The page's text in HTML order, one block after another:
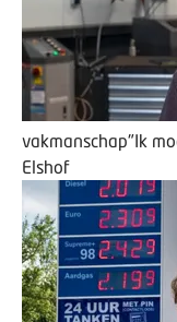
vakmanschap"Ik
Elshof